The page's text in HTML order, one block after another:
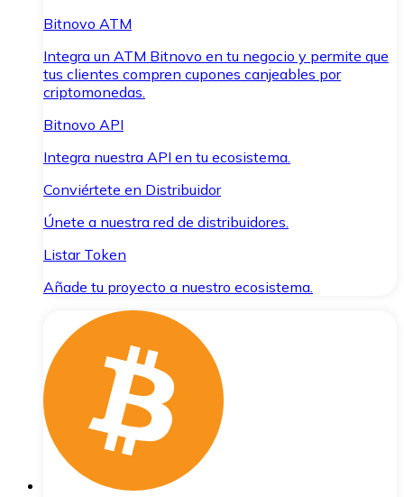
Bitnovo ATM
Integra un ATM Bitnovo en tu negocio y permite que
tus clientes compren cupones canjeables por
criptomonedas.
Bitnovo API
Integra nuestra API en tu ecosistema.
Conviértete en Distribuidor
Únete a nuestra red de distribuidores.
Listar Token
Añade tu proyecto a nuestro ecosistema.